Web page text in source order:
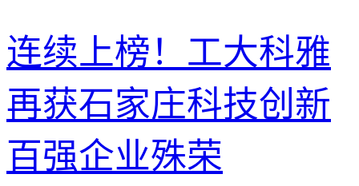
连续上榜！工大科雅
再获石家庄科技创新
百强企业殊荣